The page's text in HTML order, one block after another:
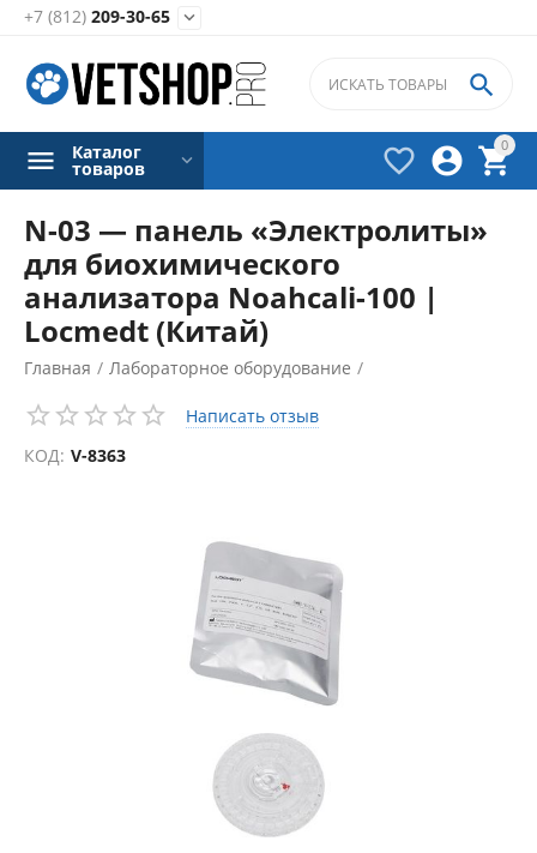
+7 (812) 209-30-65 
0




Каталог
товаров
N-03 — панель «Электролиты»
для биохимического
анализатора Noahcali-100 |
Locmedt (Китай)
Главная / Лабораторное оборудование /
Биохимические анализаторы
/
Аксессуары для биохимических анализаторов
Написать отзыв
КОД: V-8363